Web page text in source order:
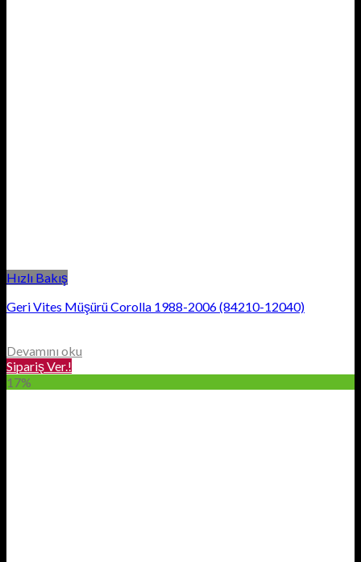
Hızlı Bakış
Geri Vites Müşürü Corolla 1988-2006 (84210-12040)
Devamını oku
Sipariş Ver.!
17%